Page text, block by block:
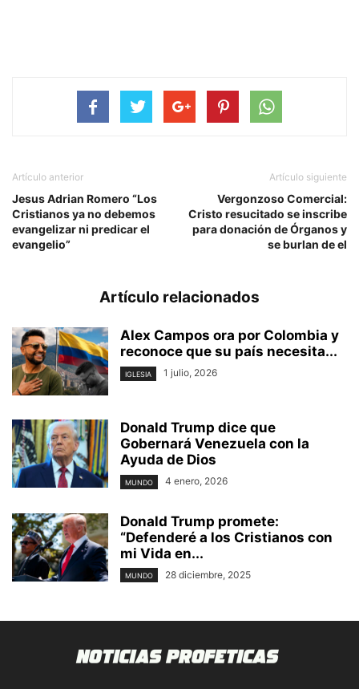
Artículo anterior
Jesus Adrian Romero “Los
Cristianos ya no debemos
evangelizar ni predicar el
evangelio”
Artículo siguiente
Vergonzoso Comercial:
Cristo resucitado se inscribe
para donación de Órganos y
se burlan de el
Artículo relacionados
Alex Campos ora por Colombia y
reconoce que su país necesita...
IGLESIA 1 julio, 2026
Donald Trump dice que
Gobernará Venezuela con la
Ayuda de Dios
MUNDO 4 enero, 2026
Donald Trump promete:
“Defenderé a los Cristianos con
mi Vida en...
MUNDO 28 diciembre, 2025